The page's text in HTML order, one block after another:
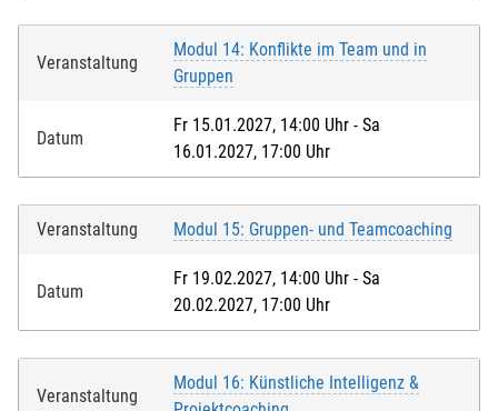
Veranstaltung
Modul 14: Konflikte im Team und in
Gruppen
Datum
Fr 15.01.2027, 14:00 Uhr - Sa
16.01.2027, 17:00 Uhr
Veranstaltung Modul 15: Gruppen- und Teamcoaching
Datum
Fr 19.02.2027, 14:00 Uhr - Sa
20.02.2027, 17:00 Uhr
Veranstaltung
Modul 16: Künstliche Intelligenz &